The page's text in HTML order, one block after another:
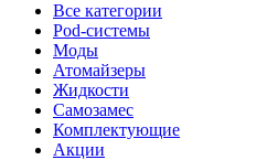
Все категории
Pod-системы
Моды
Атомайзеры
Жидкости
Самозамес
Комплектующие
Акции